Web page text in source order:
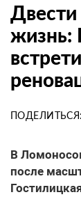
Двести
жизнь:
ПОДЕЛИТЬСЯ:
В
после